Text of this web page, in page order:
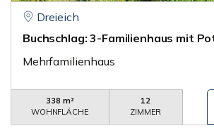
Dreieich
Buchschlag: 3-Familienhaus mit
Mehrfamilienhaus
338 m²
WOHNFLÄCHE
12
ZIMMER